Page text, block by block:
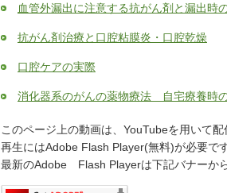
血管外漏出に注意する抗がん剤と漏出時
抗がん剤治療と口腔粘膜炎・口腔乾燥
口腔ケアの実際
消化器系のがんの薬物療法 自宅療養時
このページ上の動画は、YouTubeを用いて配
再生にはAdobe Flash Player(無料)が必要です
最新のAdobe Flash Playerは下記バナーか